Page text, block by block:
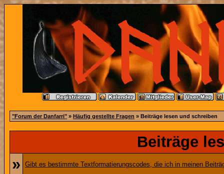
"Forum der Danfarri" » Häufig gestellte Fragen » Beiträge lesen und schreiben
Beiträge
»
Gibt es bestimmte Textformatierungscodes, die ich in meinen